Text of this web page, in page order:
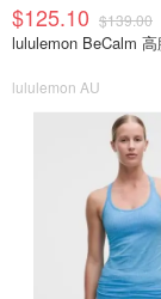
$125.10 $139.00
lululemon BeCalm
lululemon AU